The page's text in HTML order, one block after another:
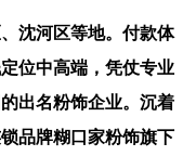
沈河区等地。付款体
位中高端，凭仗专业
出名粉饰企业。沉着
品牌糊口家粉饰旗下